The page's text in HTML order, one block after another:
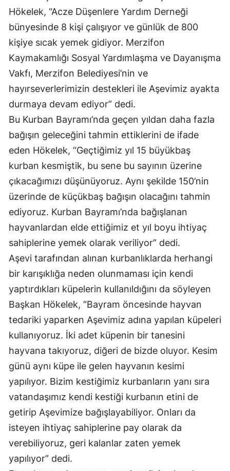
Hökelek, “Acze Düşenlere Yardım Derneği
bünyesinde 8 kişi çalışıyor ve günlük de 800
kişiye sıcak yemek gidiyor. Merzifon
Kaymakamlığı Sosyal Yardımlaşma ve Dayanışma
Vakfı, Merzifon Belediyesi’nin ve
hayırseverlerimizin destekleri ile Aşevimiz ayakta
durmaya devam ediyor” dedi.
Bu Kurban Bayramı’nda geçen yıldan daha fazla
bağışın geleceğini tahmin ettiklerini de ifade
eden Hökelek, “Geçtiğimiz yıl 15 büyükbaş
kurban kesmiştik, bu sene bu sayının üzerine
çıkacağımızı düşünüyoruz. Aynı şekilde 150’nin
üzerinde de küçükbaş bağışın olacağını tahmin
ediyoruz. Kurban Bayramı’nda bağışlanan
hayvanlardan elde ettiğimiz et yıl boyu ihtiyaç
sahiplerine yemek olarak veriliyor” dedi.
Aşevi tarafından alınan kurbanlıklarda herhangi
bir karışıklığa neden olunmaması için kendi
yaptırdıkları küpelerin kullanıldığını da söyleyen
Başkan Hökelek, “Bayram öncesinde hayvan
tedariki yaparken Aşevimiz adına yapılan küpeleri
kullanıyoruz. İki adet küpenin bir tanesini
hayvana takıyoruz, diğeri de bizde oluyor. Kesim
günü aynı küpe ile gelen hayvanın kesimi
yapılıyor. Bizim kestiğimiz kurbanların yanı sıra
vatandaşımız kendi kestiği kurbanın etini de
getirip Aşevimize bağışlayabiliyor. Onları da
isteyen ihtiyaç sahiplerine pay olarak da
verebiliyoruz, geri kalanlar zaten yemek
yapılıyor” dedi.